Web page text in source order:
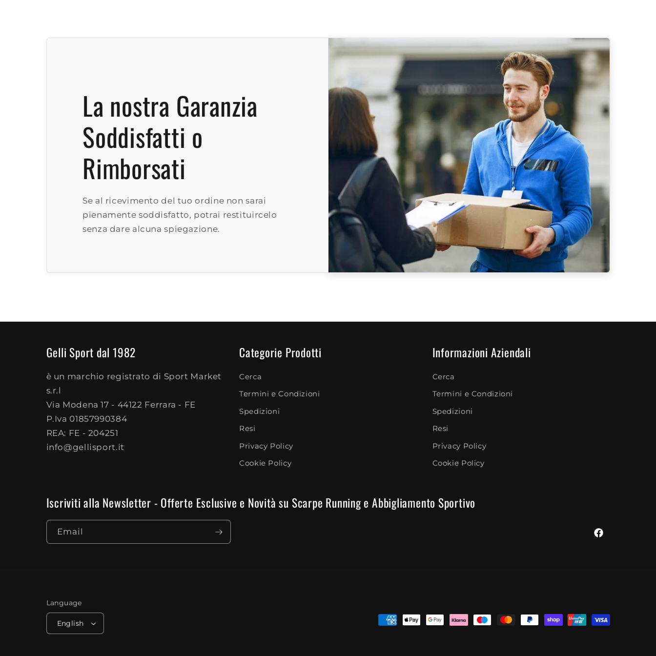
La nostra Garanzia
Soddisfatti o
Rimborsati
Se al ricevimento del tuo ordine non sarai
pienamente soddisfatto, potrai restituircelo
senza dare alcuna spiegazione.
Gelli Sport dal 1982
è un marchio registrato di Sport Market
s.r.l
Via Modena 17 - 44122 Ferrara - FE
P.Iva 01857990384
REA: FE - 204251
info@gellisport.it
Categorie Prodotti
Cerca
Termini e Condizioni
Spedizioni
Resi
Privacy Policy
Cookie Policy
Informazioni Aziendali
Cerca
Termini e Condizioni
Spedizioni
Resi
Privacy Policy
Cookie Policy
Iscriviti alla Newsletter - Offerte Esclusive e Novità su Scarpe Running e Abbigliamento Sportivo
Email
Facebook
Language
English
Payment